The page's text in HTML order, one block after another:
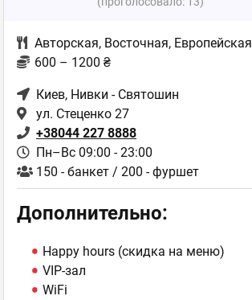
Авторская, Восточная, Европейская
600 – 1200 ₴
Киев, Нивки - Святошин
ул. Стеценко 27
+38044 227 8888
Пн–Вс 09:00 - 23:00
150 - банкет / 200 - фуршет
Дополнительно:
Happy hours (скидка на меню)
VIP-зал
WiFi